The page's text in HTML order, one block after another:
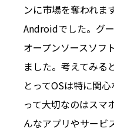
ンに市場を奪われま
Androidでした。グ
オープンソースソフ
ました。考えてみる
とってOSは特に関
って大切なのはスマ
んなアプリやサービ